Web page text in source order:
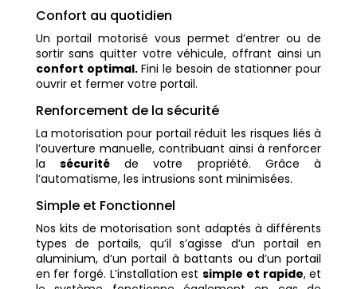
Confort au quotidien
Un portail motorisé vous permet d’entrer ou de
sortir sans quitter votre véhicule, offrant ainsi un
confort optimal.Fini le besoin de stationner pour
ouvrir et fermer votre portail.
Renforcement de la sécurité
La motorisation pour portail réduit les risques liés à
l’ouverture manuelle, contribuant ainsi à renforcer
lasécurité de votre propriété. Grâce à
l’automatisme, les intrusions sont minimisées.
Simple et Fonctionnel
Nos kits de motorisation sont adaptés à différents
types de portails, qu’il s’agisse d’un portail en
aluminium, d’un portail à battants ou d’un portail
en fer forgé. L’installation estsimple et rapide, et